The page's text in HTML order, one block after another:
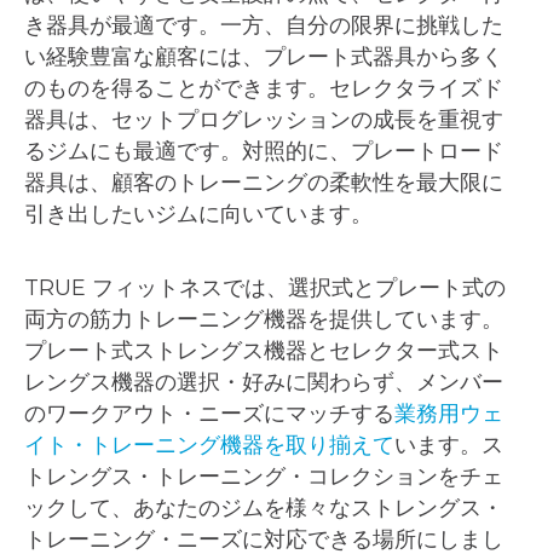
き器具が最適です。一方、自分の限界に挑戦した
い経験豊富な顧客には、プレート式器具から多く
のものを得ることができます。セレクタライズド
器具は、セットプログレッションの成長を重視す
るジムにも最適です。対照的に、プレートロード
器具は、顧客のトレーニングの柔軟性を最大限に
引き出したいジムに向いています。
TRUE フィットネスでは、選択式とプレート式の
両方の筋力トレーニング機器を提供しています。
プレート式ストレングス機器とセレクター式スト
レングス機器の選択・好みに関わらず、メンバー
のワークアウト・ニーズにマッチする業務用ウェ
イト・トレーニング機器を取り揃えています。ス
トレングス・トレーニング・コレクションをチェ
ックして、あなたのジムを様々なストレングス・
トレーニング・ニーズに対応できる場所にしまし